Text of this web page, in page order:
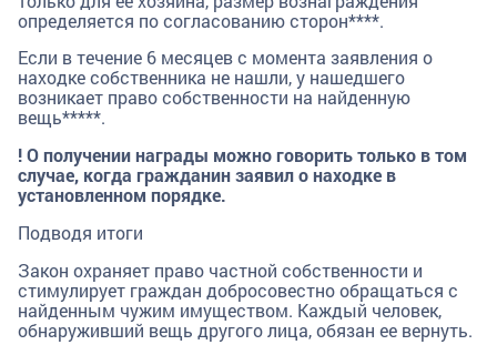
определяется по согласованию сторон****.
Если в течение 6 месяцев с момента заявления о
находке собственника не нашли, у нашедшего
возникает право собственности на найденную
вещь*****.
! О получении награды можно говорить только в том
случае, когда гражданин заявил о находке в
установленном порядке.
Подводя итоги
Закон охраняет право частной собственности и
стимулирует граждан добросовестно обращаться с
найденным чужим имуществом. Каждый человек,
обнаруживший вещь другого лица, обязан ее вернуть.